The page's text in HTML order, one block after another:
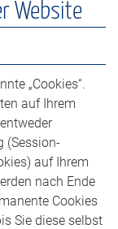
Website
„Cookies“.
auf Ihrem
(Session-
auf Ihrem
nach Ende
Cookies
Sie diese selbst